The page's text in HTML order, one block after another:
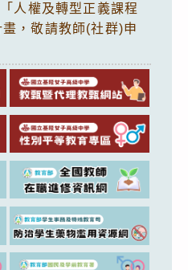
人權及轉型正義課程
，敬請教師(社群)申